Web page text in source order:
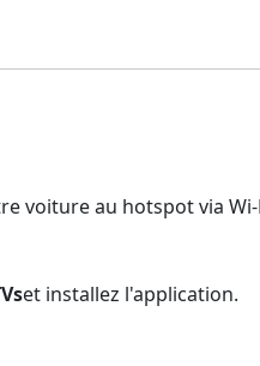
voiture au hotspot via Wi-
et installez l'application.